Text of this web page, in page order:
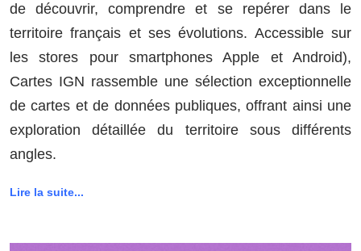
de découvrir, comprendre et se repérer dans le
territoire français et ses évolutions. Accessible sur
les stores pour smartphones Apple et Android),
Cartes IGN rassemble une sélection exceptionnelle
de cartes et de données publiques, offrant ainsi une
exploration détaillée du territoire sous différents
angles.
Lire la suite...